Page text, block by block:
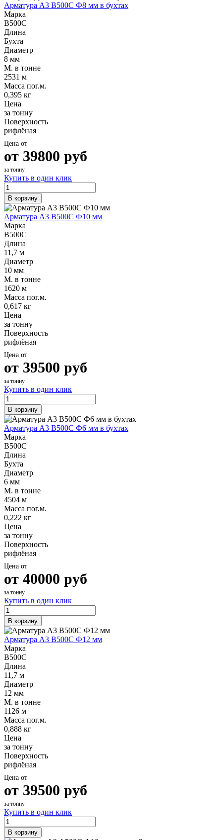
Арматура А3 В500С Ф8 мм в бухтах
Марка
В500С
Длина
Бухта
Диаметр
8 мм
М. в тонне
2531 м
Масса пог.м.
0,395 кг
Цена
за тонну
Поверхность
рифлёная
Цена от
от 39800 руб
за тонну
Купить в один клик
В корзину
Арматура А3 В500С Ф10 мм
Марка
В500С
Длина
11,7 м
Диаметр
10 мм
М. в тонне
1620 м
Масса пог.м.
0,617 кг
Цена
за тонну
Поверхность
рифлёная
Цена от
от 39500 руб
за тонну
Купить в один клик
В корзину
Арматура А3 В500С Ф6 мм в бухтах
Марка
В500С
Длина
Бухта
Диаметр
6 мм
М. в тонне
4504 м
Масса пог.м.
0,222 кг
Цена
за тонну
Поверхность
рифлёная
Цена от
от 40000 руб
за тонну
Купить в один клик
В корзину
Арматура А3 В500С Ф12 мм
Марка
В500С
Длина
11,7 м
Диаметр
12 мм
М. в тонне
1126 м
Масса пог.м.
0,888 кг
Цена
за тонну
Поверхность
рифлёная
Цена от
от 39500 руб
за тонну
Купить в один клик
В корзину